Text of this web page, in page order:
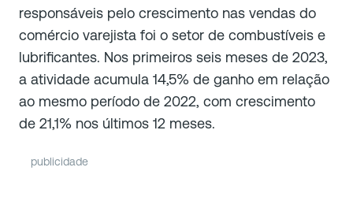
responsáveis pelo crescimento nas vendas do
comércio varejista foi o setor de combustíveis e
lubrificantes. Nos primeiros seis meses de 2023,
a atividade acumula 14,5% de ganho em relação
ao mesmo período de 2022, com crescimento
de 21,1% nos últimos 12 meses.
publicidade